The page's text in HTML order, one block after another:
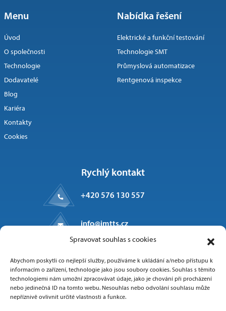
Spravovat souhlas s cookies
Abychom poskytli co nejlepší služby, používáme k ukládání a/nebo přístupu k
informacím o zařízení, technologie jako jsou soubory cookies. Souhlas s těmito
technologiemi nám umožní zpracovávat údaje, jako je chování při procházení
nebo jedinečná ID na tomto webu. Nesouhlas nebo odvolání souhlasu může
nepříznivě ovlivnit určité vlastnosti a funkce.
Menu
Úvod
O společnosti
Technologie
Dodavatelé
Blog
Kariéra
Kontakty
Cookies
Nabídka řešení
Elektrické a funkční testování
Technologie SMT
Průmyslová automatizace
Rentgenová inspekce
Rychlý kontakt
+420 576 130 557
info@imtts.cz
Valašské Meziříčí, 757 01